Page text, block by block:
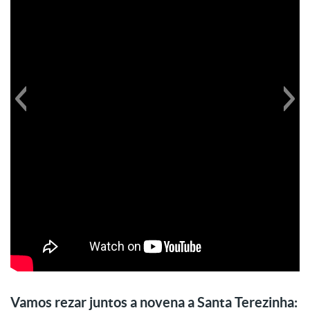
Vamos rezar juntos a novena a Santa Terezinha: